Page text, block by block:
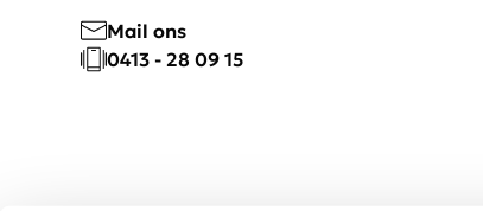
Mail ons
0413 - 28 09 15